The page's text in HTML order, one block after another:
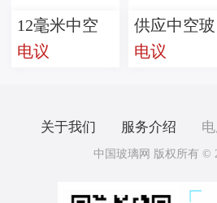
12毫米中空
玻璃价格
电议
供应中空玻
璃
电议
关于我们 服务介绍
中国玻璃网 版权所有 ©